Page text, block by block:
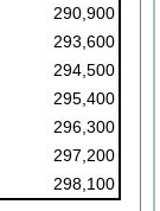
290,900
293,600
294,500
295,400
296,300
297,200
298,100